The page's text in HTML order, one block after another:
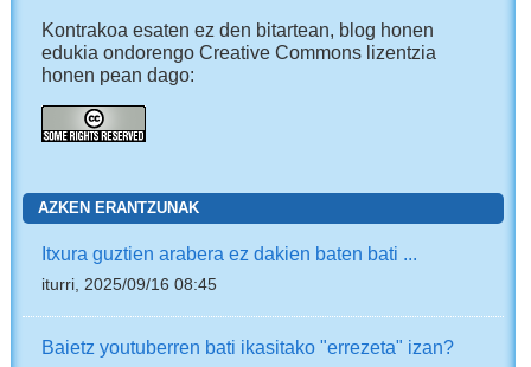
Kontrakoa esaten ez den bitartean, blog honen
edukia ondorengo Creative Commons lizentzia
honen pean dago:
AZKEN ERANTZUNAK
Itxura guztien arabera ez dakien baten bati ...
iturri, 2025/09/16 08:45
Baietz youtuberren bati ikasitako "errezeta" izan?